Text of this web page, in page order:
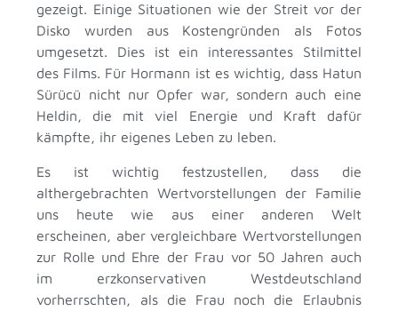
gezeigt. Einige Situationen wie der Streit vor der
Disko wurden aus Kostengründen als Fotos
umgesetzt. Dies ist ein interessantes Stilmittel
des Films. Für Hormann ist es wichtig, dass Hatun
Sürücü nicht nur Opfer war, sondern auch eine
Heldin, die mit viel Energie und Kraft dafür
kämpfte, ihr eigenes Leben zu leben.
Es ist wichtig festzustellen, dass die
althergebrachten Wertvorstellungen der Familie
uns heute wie aus einer anderen Welt
erscheinen, aber vergleichbare Wertvorstellungen
zur Rolle und Ehre der Frau vor 50 Jahren auch
im erzkonservativen Westdeutschland
vorherrschten, als die Frau noch die Erlaubnis